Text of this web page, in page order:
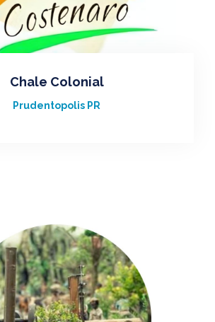
Chale Colonial
Prudentopolis PR